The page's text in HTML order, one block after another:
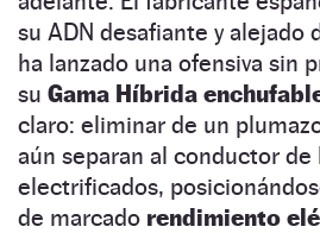
su ADN desafiante y alejado
ha lanzado una ofensiva sin
su Gama Híbrida
claro: eliminar de un
aún separan al conductor de
electrificados,
de marcado rendimiento